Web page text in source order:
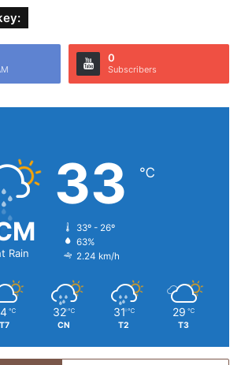
cùng với dòng iPhone 14 vào năm
0
Subscribers
Rain
33 ℃
33º - 26º
63%
2.24 km/h
℃
T7
32 ℃
CN
31 ℃
T2
29 ℃
T3